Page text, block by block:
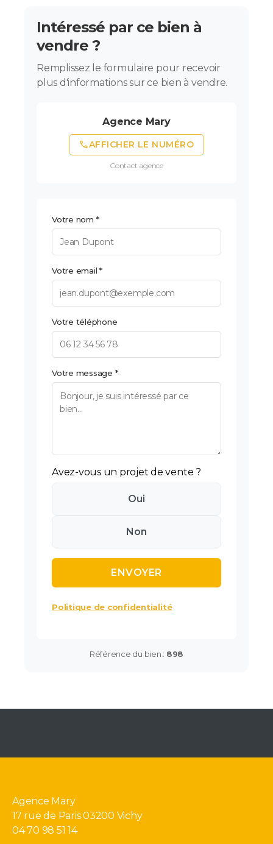
Intéressé par ce bien à
vendre ?
Remplissez le formulaire pour recevoir
plus d'informations sur ce bien à vendre.
Agence Mary
phoneAFFICHER LE NUMÉRO
Contact agence
Votre nom *
Votre email *
Votre téléphone
Votre message *
Avez-vous un projet de vente ?
Oui
Non
Politique de confidentialité
Référence du bien : 898
Agence Mary
17 rue de Paris 03200 Vichy
04 70 98 51 14